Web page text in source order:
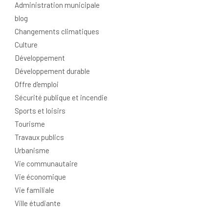
Administration municipale
blog
Changements climatiques
Culture
Développement
Développement durable
Offre d'emploi
Sécurité publique et incendie
Sports et loisirs
Tourisme
Travaux publics
Urbanisme
Vie communautaire
Vie économique
Vie familiale
Ville étudiante